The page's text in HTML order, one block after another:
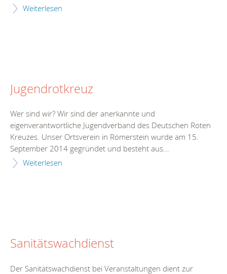
Weiterlesen
Jugendrotkreuz
Wer sind wir? Wir sind der anerkannte und
eigenverantwortliche Jugendverband des Deutschen Roten
Kreuzes. Unser Ortsverein in Römerstein wurde am 15.
September 2014 gegründet und besteht aus...
Weiterlesen
Sanitätswachdienst
Der Sanitätswachdienst bei Veranstaltungen dient zur